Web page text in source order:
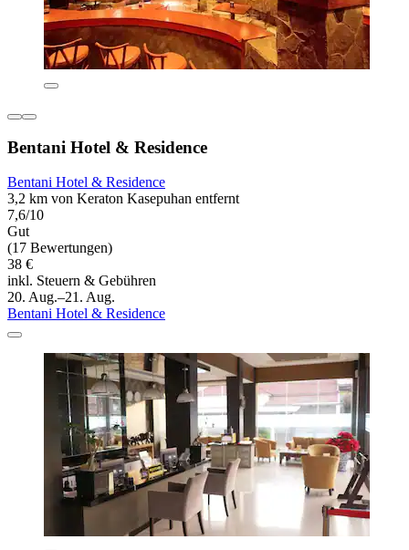
Bentani Hotel & Residence
Bentani Hotel & Residence
3,2 km von Keraton Kasepuhan entfernt
7,6/10
Gut
(17 Bewertungen)
38 €
inkl. Steuern & Gebühren
20. Aug.–21. Aug.
Bentani Hotel & Residence